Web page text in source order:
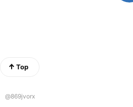
Top
@869jvorx